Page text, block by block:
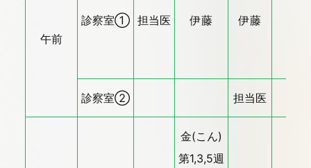
午前
診察室① 担当医 伊藤 伊藤
診察室② 担当医
金(こん)
第1,3,5週